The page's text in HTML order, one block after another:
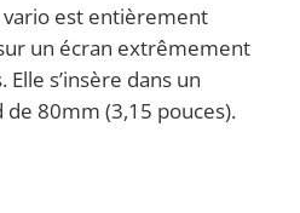
vario est entièrement
un écran extrêmement
s’insère dans un
80mm (3,15 pouces).